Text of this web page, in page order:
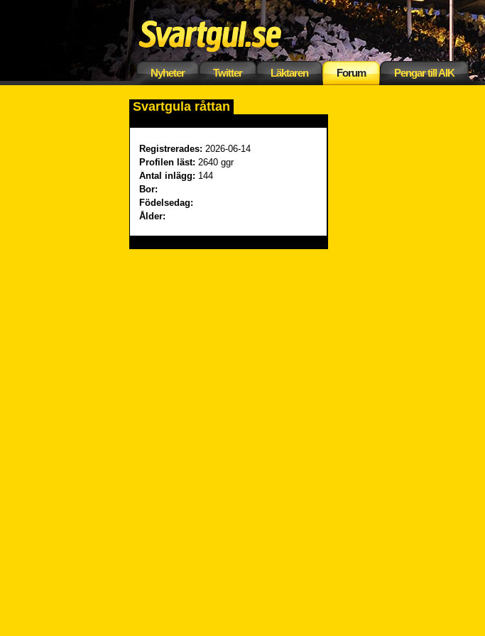
Nyheter Twitter Läktaren Forum Pengar till AIK
Svartgula råttan
Registrerades: 2026-06-14
Profilen läst: 2640 ggr
Antal inlägg: 144
Bor:
Födelsedag:
Ålder: